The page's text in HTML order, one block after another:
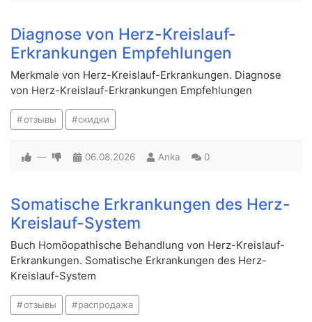
Diagnose von Herz-Kreislauf-
Erkrankungen Empfehlungen
Merkmale von Herz-Kreislauf-Erkrankungen. Diagnose
von Herz-Kreislauf-Erkrankungen Empfehlungen
отзывы скидки
— 06.08.2026 Anka 0
Somatische Erkrankungen des Herz-
Kreislauf-System
Buch Homöopathische Behandlung von Herz-Kreislauf-
Erkrankungen. Somatische Erkrankungen des Herz-
Kreislauf-System
отзывы распродажа